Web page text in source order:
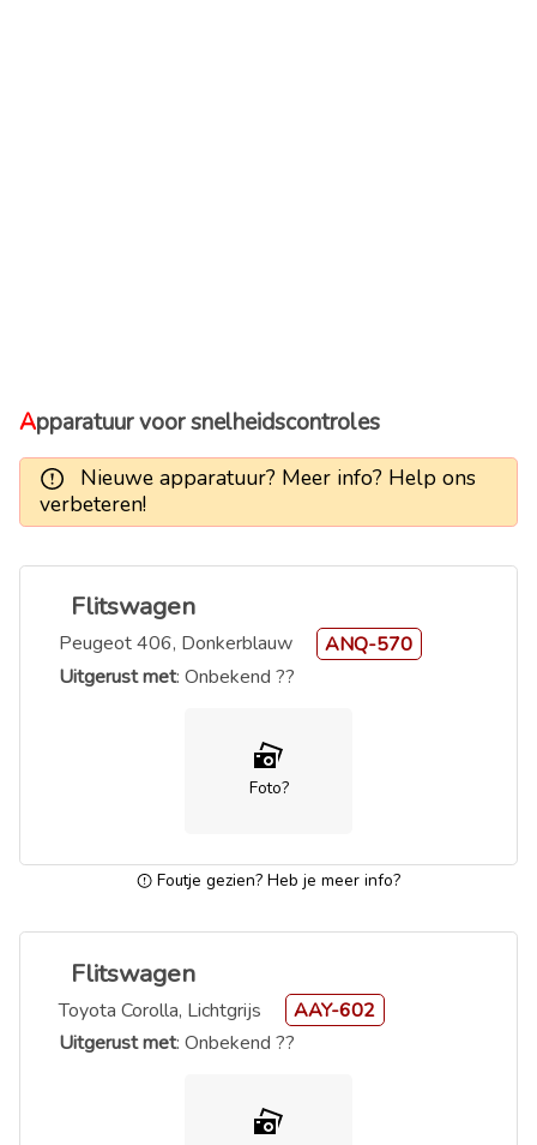
Apparatuur voor snelheidscontroles
Nieuwe apparatuur? Meer info? Help ons
verbeteren!
Flitswagen
Peugeot 406, Donkerblauw
ANQ-570
Uitgerust met: Onbekend ??
Foto?
Foutje gezien? Heb je meer info?
Flitswagen
Toyota Corolla, Lichtgrijs
AAY-602
Uitgerust met: Onbekend ??